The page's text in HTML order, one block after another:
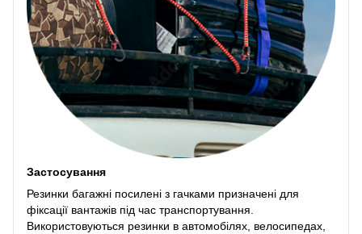
Застосування
Резинки багажні посилені з гачками призначені для
фіксації вантажів під час транспортування.
Використовуються резинки в автомобілях, велосипедах,